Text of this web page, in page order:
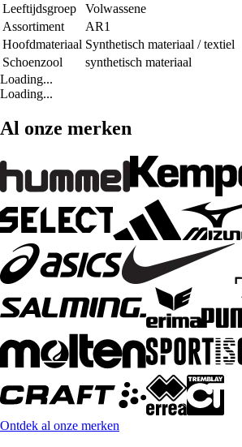
Leeftijdsgroep
Volwassene
Assortiment
AR1
Hoofdmateriaal Synthetisch materiaal / textiel
Schoenzool
synthetisch materiaal
Loading...
Loading...
Al onze merken
Ontdek al onze merken